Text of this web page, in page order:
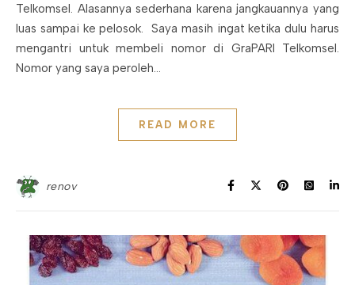
Telkomsel. Alasannya sederhana karena jangkauannya yang
luas sampai ke pelosok. Saya masih ingat ketika dulu harus
mengantri untuk membeli nomor di GraPARI Telkomsel.
Nomor yang saya peroleh…
READ MORE
renov